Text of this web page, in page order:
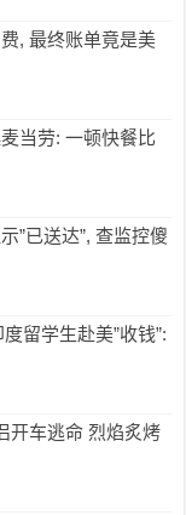
, 最终账单竟是美
当劳: 一顿快餐比
”已送达”, 查监控傻
留学生赴美”收钱”:
开车逃命 烈焰炙烤